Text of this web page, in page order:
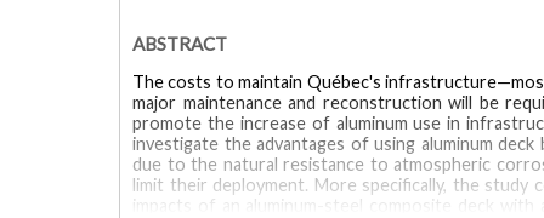
ABSTRACT
The costs to maintain Québec's
major maintenance and reconstruction will be
promote the increase of aluminum use in
investigate the advantages of using aluminum
due to the natural resistance to atmospheric
limit their deployment. More specifically, the
impacts of an aluminum-steel composite deck